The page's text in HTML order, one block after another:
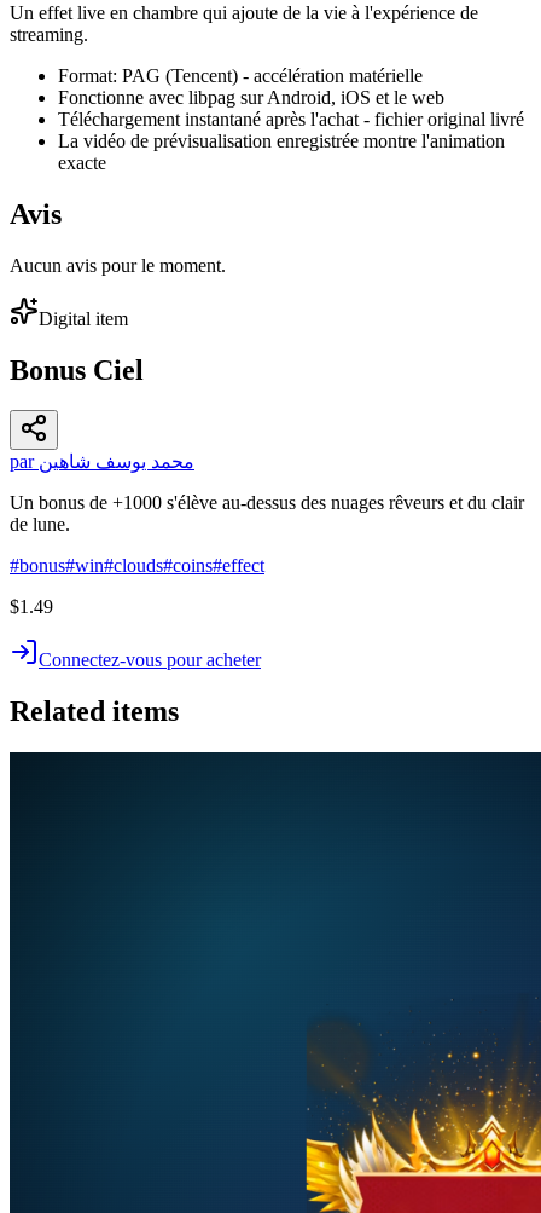
Un effet live en chambre qui ajoute de la vie à l'expérience de
streaming.
Format: PAG (Tencent) - accélération matérielle
Fonctionne avec libpag sur Android, iOS et le web
Téléchargement instantané après l'achat - fichier original livré
La vidéo de prévisualisation enregistrée montre l'animation
exacte
Avis
Aucun avis pour le moment.
Digital item
Bonus Ciel
par محمد يوسف شاهين
Un bonus de +1000 s'élève au-dessus des nuages rêveurs et du clair
de lune.
#bonus#win#clouds#coins#effect
$1.49
Connectez-vous pour acheter
Related items